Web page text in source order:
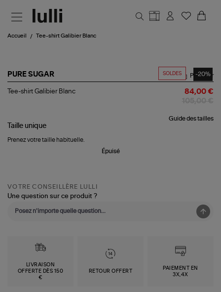
Accueil Tee-shirt Galibier Blanc
SOLDES -20%
PURE SUGAR
Tee-
Partager
Tee-shirt Galibier Blanc 84,00 €
Guide des tailles
Taille unique
Prenez votre taille habituelle.
Épuisé
VOTRE CONSEILLÈRE LULLI
Une question sur ce produit ?
LIVRAISON
OFFERTE DÈS 150
€
RETOUR OFFERT
PAIEMENT EN
3X,4X